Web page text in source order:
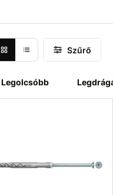
Legolcsóbb
Szűrő